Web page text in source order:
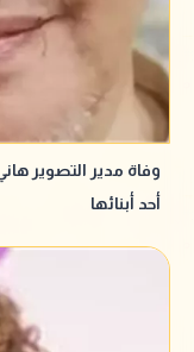
وفاة مدير التصوير
أحد أبنائها